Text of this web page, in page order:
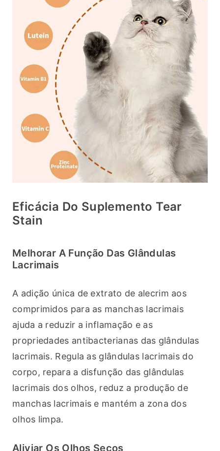
Eficácia Do Suplemento Tear
Stain
Melhorar A Função Das Glândulas
Lacrimais
A adição única de extrato de alecrim aos
comprimidos para as manchas lacrimais
ajuda a reduzir a inflamação e as
propriedades antibacterianas das glândulas
lacrimais. Regula as glândulas lacrimais do
corpo, repara a disfunção das glândulas
lacrimais dos olhos, reduz a produção de
manchas lacrimais e mantém a zona dos
olhos limpa.
Aliviar Os Olhos Secos